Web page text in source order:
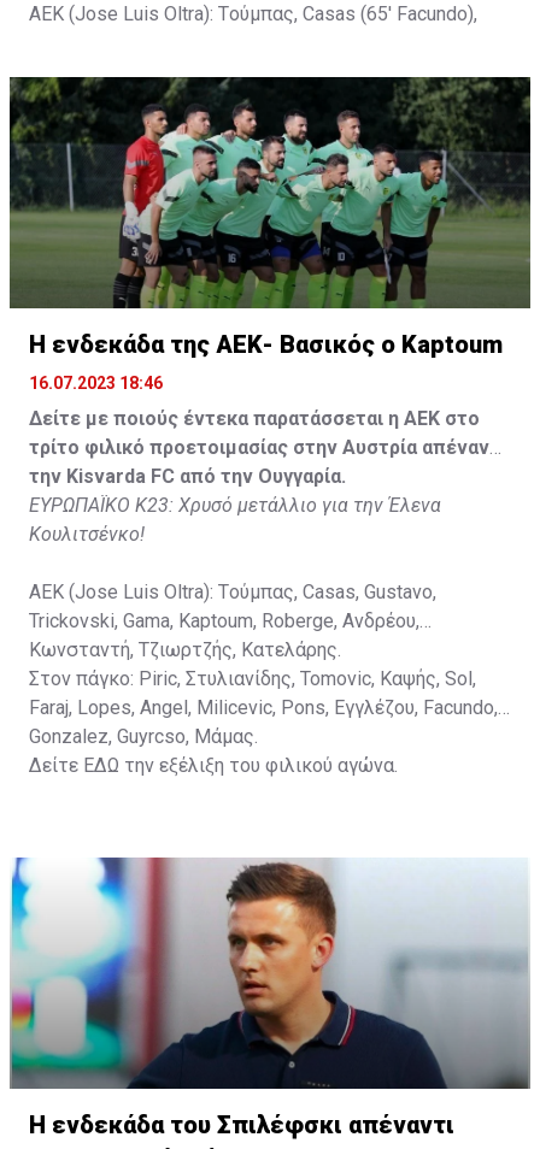
ΑΕΚ (Jose Luis Oltra): Tούμπας, Casas (65' Facundo),
Gyurcso), Κaptoum (46' Καψής (65' Mάμας), Roberge (65'
Tomovic), Aνδρέου (65' Angel) , Κωνσταντή (65' Sol),
Τζιωρτζής (65' Faraj), Κατελάρης (65' Milicevic).
Στον πάγκο: Piric, Στυλιανίδης, Tomovic, Καψής, Sol,
Faraj, Lopes, Angel, Milicevic, Pons, Εγγλέζου, Facundo,
Gonzalez, Guyrcso, Μάμας.
Κisvarda FC (Milos Kruscic): Kovacs, Navratil, Raul, Szor,
Lippai, Alic, Kormendi, Makowski, Czekus, Ilievski,
Spasic.
Στον πάγκο: Petkovic, Cipetic, Kovasic, Jovicic, Szeles,
Vida, Otvos, Lucas, Camas, Mesanovic.
H ενδεκάδα της ΑΕΚ- Βασικός ο Kaptoum
16.07.2023 18:46
Δείτε με ποιούς έντεκα παρατάσσεται η ΑΕΚ στο
τρίτο φιλικό προετοιμασίας στην Αυστρία απέναντι
την Kisvarda FC από την Ουγγαρία.
ΕΥΡΩΠΑΪΚΟ Κ23: Χρυσό μετάλλιο για την Έλενα
Κουλιτσένκο!
ΑΕΚ (Jose Luis Oltra): Tούμπας, Casas, Gustavo,
Trickovski, Gama, Κaptoum, Roberge, Aνδρέου,
Κωνσταντή, Τζιωρτζής, Κατελάρης.
Στον πάγκο: Piric, Στυλιανίδης, Tomovic, Καψής, Sol,
Faraj, Lopes, Angel, Milicevic, Pons, Εγγλέζου, Facundo,
Gonzalez, Guyrcso, Μάμας.
Δείτε ΕΔΩ την εξέλιξη του φιλικού αγώνα.
Η ενδεκάδα του Σπιλέφσκι απέναντι